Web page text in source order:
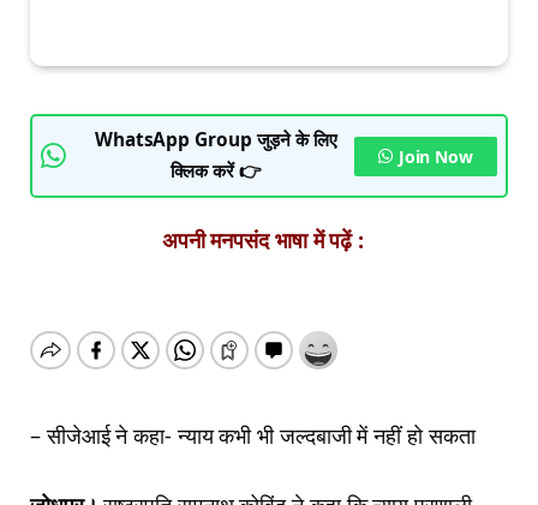
WhatsApp Group जुड़ने के लिए
क्लिक करें 👉
Join Now
अपनी मनपसंद भाषा में पढ़ें :
– सीजेआई ने कहा- न्याय कभी भी जल्दबाजी में नहीं हो सकता